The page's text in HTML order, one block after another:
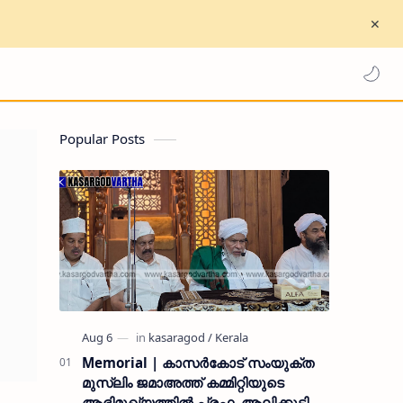
Popular Posts
Memorial | കാസർകോട് സംയുക്ത
മുസ്ലിം ജമാഅത്ത് കമ്മിറ്റിയുടെ